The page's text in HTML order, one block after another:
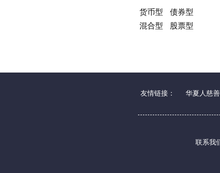
货币型
债券型
混合型
股票型
友情链接： 华夏人慈
联系我